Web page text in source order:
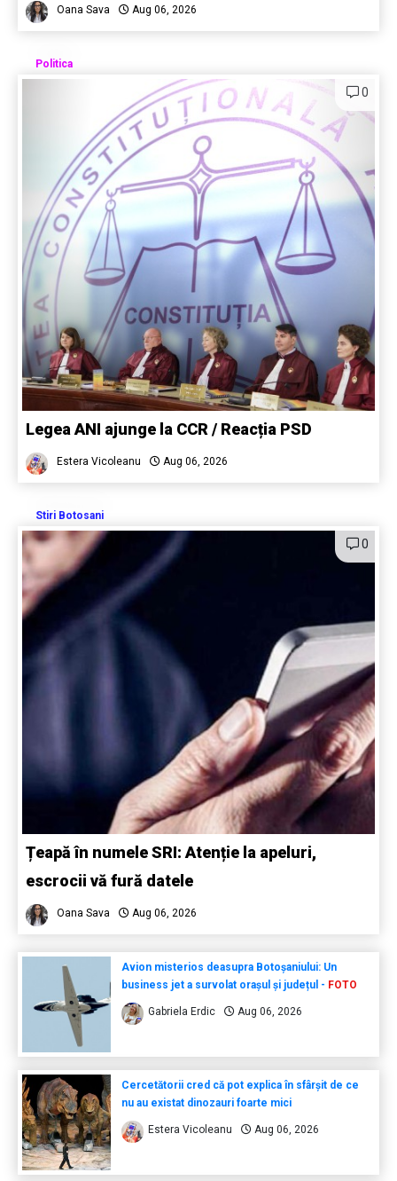
Oana Sava Aug 06, 2026
Politica
0
Legea ANI ajunge la CCR / Reacția PSD
Estera Vicoleanu Aug 06, 2026
Stiri Botosani
0
Țeapă în numele SRI: Atenție la apeluri,
escrocii vă fură datele
Oana Sava Aug 06, 2026
Avion misterios deasupra Botoșaniului: Un
business jet a survolat orașul și județul - FOTO
Gabriela Erdic Aug 06, 2026
Cercetătorii cred că pot explica în sfârșit de ce
nu au existat dinozauri foarte mici
Estera Vicoleanu Aug 06, 2026